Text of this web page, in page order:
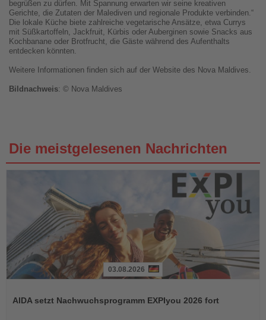
begrüßen zu dürfen. Mit Spannung erwarten wir seine kreativen
Gerichte, die Zutaten der Malediven und regionale Produkte verbinden.“
Die lokale Küche biete zahlreiche vegetarische Ansätze, etwa Currys
mit Süßkartoffeln, Jackfruit, Kürbis oder Auberginen sowie Snacks aus
Kochbanane oder Brotfrucht, die Gäste während des Aufenthalts
entdecken könnten.
Weitere Informationen finden sich auf der Website des Nova Maldives.
Bildnachweis: © Nova Maldives
Die meistgelesenen Nachrichten
die
03.08.2026
AIDA setzt Nachwuchsprogramm EXPIyou 2026 fort